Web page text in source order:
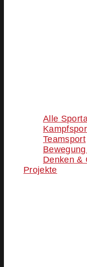
Alle
Teamsport
Denken &
Projekte